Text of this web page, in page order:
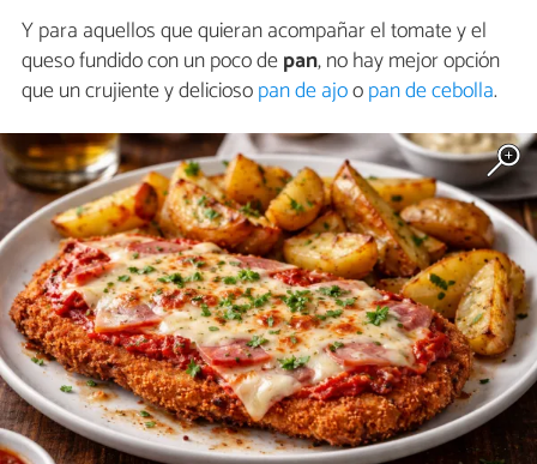
Y para aquellos que quieran acompañar el tomate y el
queso fundido con un poco depan, no hay mejor opción
que un crujiente y deliciosopan de ajoopan de cebolla.